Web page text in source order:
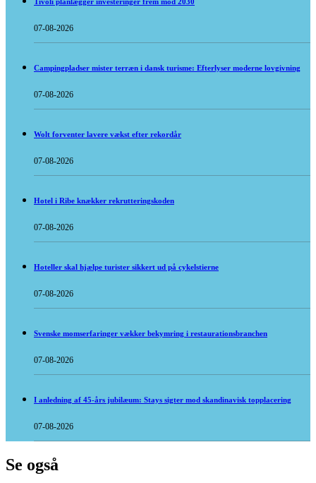
07-08-2026
Campingpladser mister terræn i dansk turisme: Efterlyser moderne lovgivning
07-08-2026
Wolt forventer lavere vækst efter rekordår
07-08-2026
Hotel i Ribe knækker rekrutteringskoden
07-08-2026
Hoteller skal hjælpe turister sikkert ud på cykelstierne
07-08-2026
Svenske momserfaringer vækker bekymring i restaurationsbranchen
07-08-2026
I anledning af 45-års jubilæum: Stays sigter mod skandinavisk topplacering
07-08-2026
Se også